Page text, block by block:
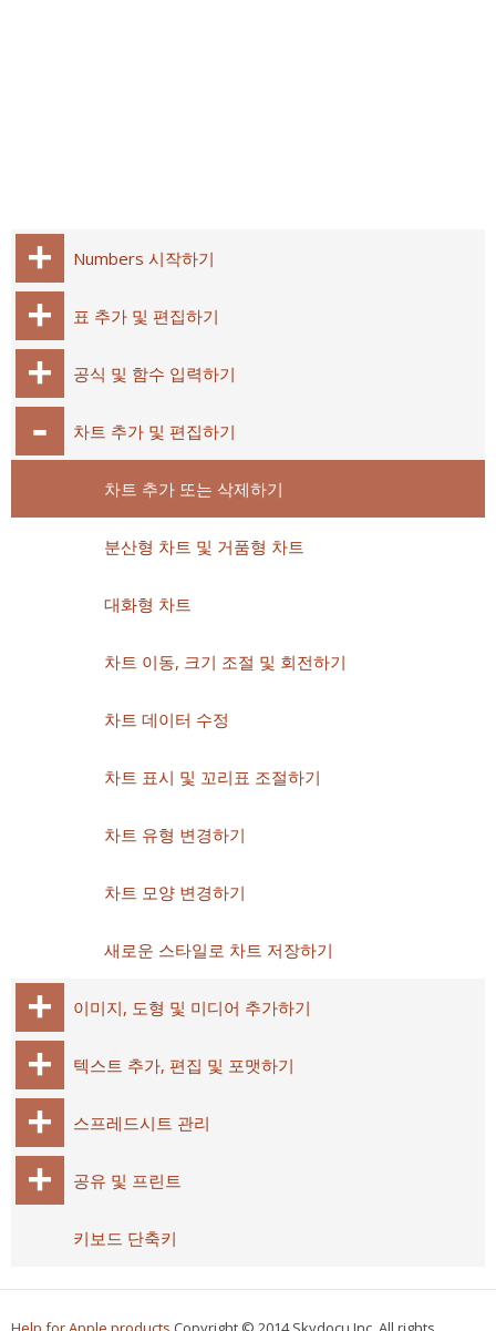
Numbers 시작하기
표 추가 및 편집하기
공식 및 함수 입력하기
차트 추가 및 편집하기
차트 추가 또는 삭제하기
분산형 차트 및 거품형 차트
대화형 차트
차트 이동, 크기 조절 및 회전하기
차트 데이터 수정
차트 표시 및 꼬리표 조절하기
차트 유형 변경하기
차트 모양 변경하기
새로운 스타일로 차트 저장하기
이미지, 도형 및 미디어 추가하기
텍스트 추가, 편집 및 포맷하기
스프레드시트 관리
공유 및 프린트
키보드 단축키